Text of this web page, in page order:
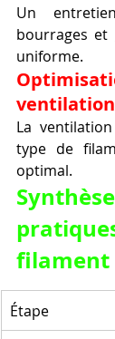
Un
bourrages
uniforme.
La
type de
optimal.
filament
Étape